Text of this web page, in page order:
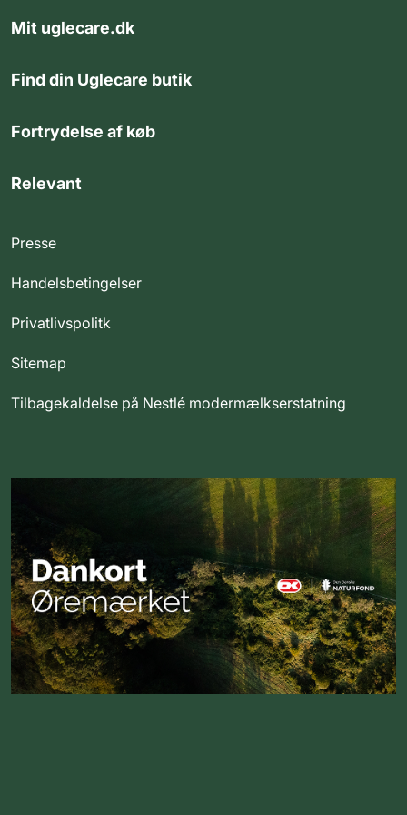
Mit uglecare.dk
Find din Uglecare butik
Fortrydelse af køb
Relevant
Presse
Handelsbetingelser
Privatlivspolitk
Sitemap
Tilbagekaldelse på Nestlé modermælkserstatning